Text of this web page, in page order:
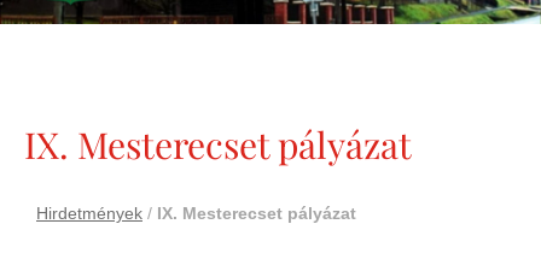
IX. Mesterecset pályázat
Hirdetmények / IX. Mesterecset pályázat